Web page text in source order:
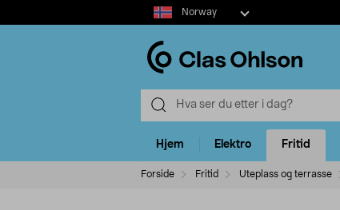
Select
market
Norway
Hjem Elektro Fritid
Forside Fritid Uteplass og terrasse